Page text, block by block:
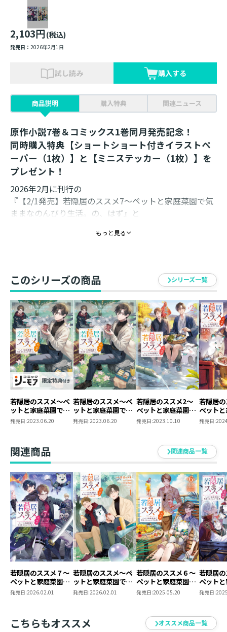
2,103円(税込)
発売日： 2026年2月1日
試し読み 購入する
商品説明 購入特典 関連ニュース
原作小説7巻＆コミックス1巻同月発売記念！
同時購入特典【ショートショート付きイラストペ
ーパー（1枚）】と【ミニステッカー（1枚）】を
プレゼント！
2026年2月に刊行の
『【2/1発売】若隠居のススメ7～ペットと家庭菜園で気
ままなのんびり生活。の、はず』と
まなのんびり生活。の、はず＠COMIC第1巻（コロナ・
ショート付きイラストペーパー（1枚）』と『ミニステ
ッカー（1枚）』をプレゼント！
※こちらの商品ページからご注文いただいた場合のみ同
時購入特典が付きます。
※イラストペーパーはポストカードサイズです。
※ショートショートは、原作小説7巻に付くTOブックス
オンラインストア限定書き下ろしSSとは別内容です。
※同時購入特典とは別に、通常特典（原作小説：書き下
ろしSS／コミックス：ポストカード）も付きます。
※同時購入特典は準備数に限りがございます。事前の告
知なく販売を終了する場合もございますので、予めご了
承ください。
＜小説情報＞
「まとめて焦がしちゃうよ？」
友のためなら、無重力戦闘も宇宙戦争もお任せあれ！
仲良し若隠居コンビのまったり冒険譚！
シリーズ重版！
書き下ろし番外編特別収録！
最強若隠居・史緒と幹彦、星をまたぐハンターにな
宙連合基地でのこと。科学力の通じない危険生物を撃退
してあげたのだ。どうやらこの魔物たちのせいで、星々
め。まだ見ぬグルメを渇望する四神獣をお供に、連合軍
兵士の監視の下、狩猟の旅に出ることに。目標の退治＆
もっと見る
このシリーズの商品 シリーズ一覧
若隠居のススメ～ペ
ットと家庭菜園で気
ままなのんびり生
活。の、はず【シー
SS付き】
発売日:2023.06.20
若隠居のススメ～ペ
ットと家庭菜園で気
ままなのんびり生
活。の、はず
発売日:2023.06.20
若隠居のススメ2～
ペットと家庭菜園で
気ままなのんびり生
活。の、はず
発売日:2023.10.10
若隠居
ペット
気まま
活。の
発売日:
関連商品 関連商品一覧
若隠居のススメ７～
ペットと家庭菜園で
気ままなのんびり生
発売日:2026.02.01
若隠居のススメ～ペ
ットと家庭菜園で気
ままなのんびり生
発売日:2026.02.01
若隠居のススメ６～
ペットと家庭菜園で
気ままなのんびり生
発売日:2025.05.20
若隠居
ペット
気まま
発売日:
こちらもオススメ オススメ商品一覧